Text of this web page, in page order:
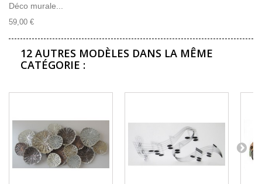
Déco murale...
59,00 €
12 AUTRES MODÈLES DANS LA MÊME
CATÉGORIE :